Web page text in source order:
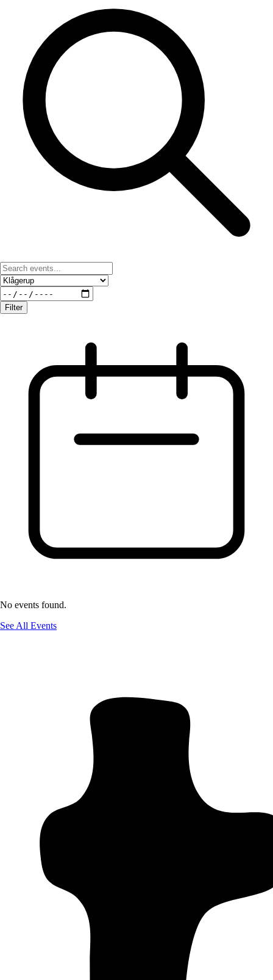
Filter
No events found.
See All Events